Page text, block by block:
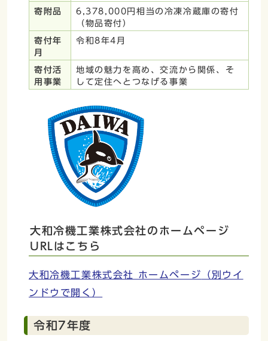
寄附品
6,378,000円相当の冷凍冷蔵庫の寄付
（物品寄付）
寄付年
月
令和8年4月
寄付活
用事業
地域の魅力を高め、交流から関係、そ
して定住へとつなげる事業
大和冷機工業株式会社のホームページ
URLはこちら
大和冷機工業株式会社 ホームページ （別ウイ
ンドウで開く）
令和7年度